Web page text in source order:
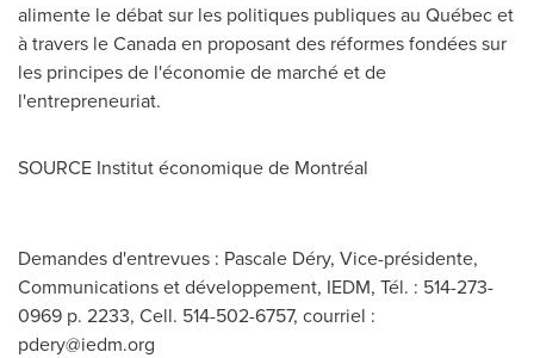
alimente le débat sur les politiques publiques au Québec et
à travers leCanadaen proposant des réformes fondées sur
les principes de l'économie de marché et de
l'entrepreneuriat.
SOURCE Institut économique de Montréal
Demandes d'entrevues : Pascale Déry, Vice-présidente,
Communications et développement, IEDM, Tél. : 514-273-
0969 p. 2233, Cell. 514-502-6757, courriel :
pdery@iedm.org